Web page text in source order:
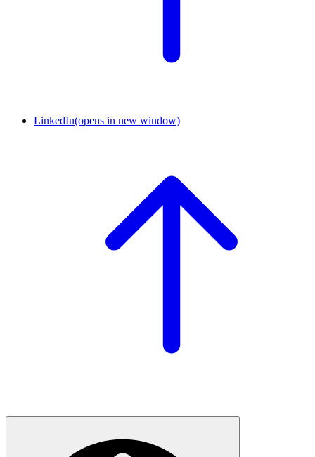
LinkedIn(opens in new window)